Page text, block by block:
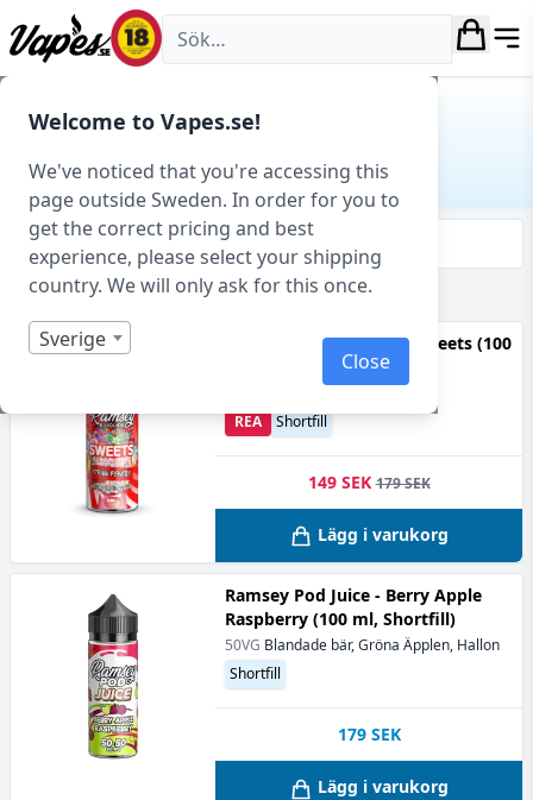
Welcome to Vapes.se!
We've noticed that you're accessing this
page outside Sweden. In order for you to
get the correct pricing and best
experience, please select your shipping
country. We will only ask for this once.
Sverige
Close
Vapes.se
Hem/ Produkt Tillverkare / Ramsey E-liquids
RAMSEY E-LIQUIDS
Filtrera & sortera
Visar 35 produkter av 47 totalt
Ramsey - Strawpencils Sweets (100
Shortfill
REA
149 SEK 179 SEK
Lägg i varukorg
Ramsey Pod Juice - Berry Apple
Raspberry (100 ml, Shortfill)
50VG Blandade bär, Gröna Äpplen, Hallon
Shortfill
179 SEK
Lägg i varukorg